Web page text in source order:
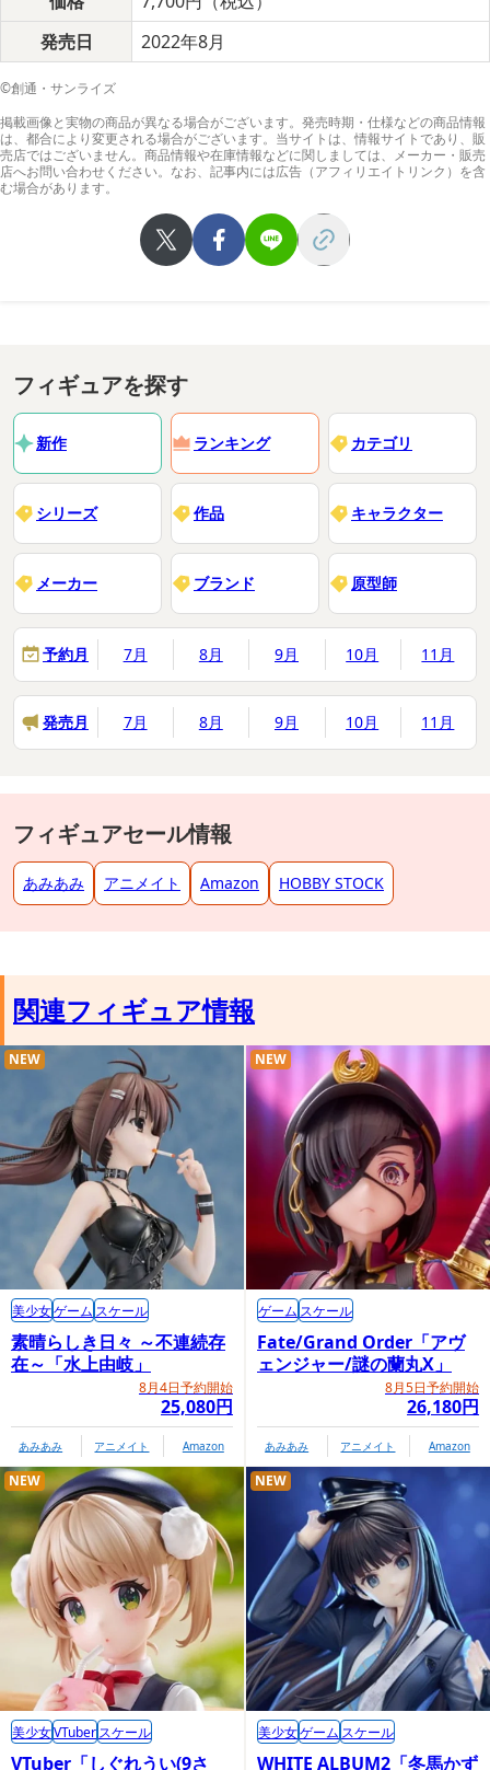
商品情報ページ
https://tamashii.jp/item/13960/
プレミアムバンダイ内商品購入ページ
発売日
2022年8月
©創通・サンライズ
掲載画像と実物の商品が異なる場合がございます。発売時期・仕様などの商品情報
は、都合により変更される場合がございます。当サイトは、情報サイトであり、販
売店ではございません。商品情報や在庫情報などに関しましては、メーカー・販売
店へお問い合わせください。なお、記事内には広告（アフィリエイトリンク）を含
む場合があります。
フィギュアを探す
新作 ランキング カテゴリ
シリーズ 作品 キャラクター
メーカー ブランド 原型師
予約月 7月 8月 9月 10月 11月
発売月 7月 8月 9月 10月 11月
フィギュアセール情報
あみあみ アニメイト Amazon HOBBY STOCK
関連フィギュア情報
素晴らしき日々 ～不連続存
在～「水上由岐」
8月4日予約開始
25,080円
NEW
美少女ゲーム スケール
あみあみ アニメイト Amazon
Fate/Grand Order「アヴ
ェンジャー/謎の蘭丸X」
8月5日予約開始
26,180円
NEW
ゲーム スケール
あみあみ アニメイト Amazon
VTuber「しぐれうい(9さ
NEW
美少女VTuberスケール
WHITE ALBUM2「冬馬かず
NEW
美少女ゲーム スケール